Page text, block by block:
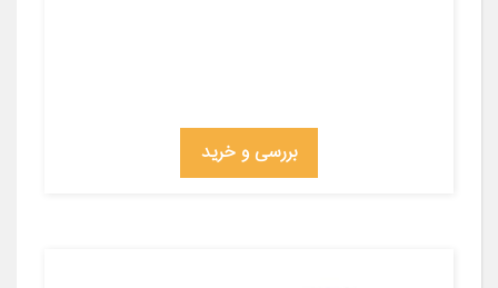
بررسی و خرید